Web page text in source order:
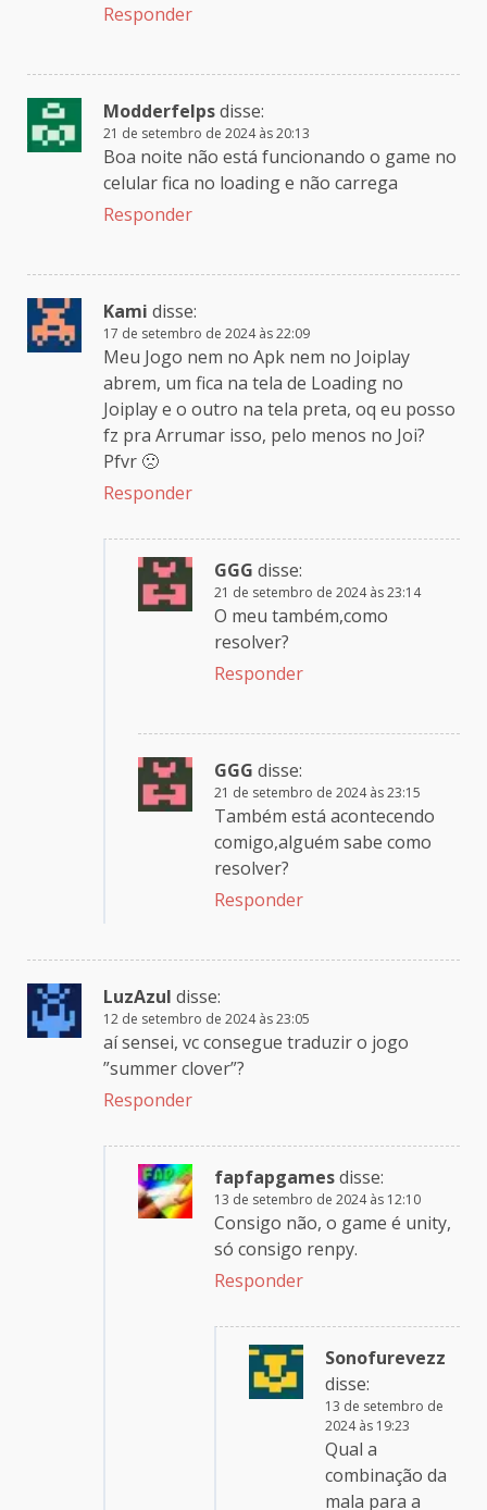
Responder
Modderfelpsdisse:
21 de setembro de 2024 às 20:13
Boa noite não está funcionando o game no
celular fica no loading e não carrega
Responder
Kami disse:
17 de setembro de 2024 às 22:09
Meu Jogo nem no Apk nem no Joiplay
abrem, um fica na tela de Loading no
Joiplay e o outro na tela preta, oq eu posso
fz pra Arrumar isso, pelo menos no Joi?
Pfvr 🙁
Responder
GGG disse:
21 de setembro de 2024 às 23:14
O meu também,como
resolver?
Responder
GGG disse:
21 de setembro de 2024 às 23:15
Também está acontecendo
comigo,alguém sabe como
resolver?
Responder
LuzAzul disse:
12 de setembro de 2024 às 23:05
aí sensei, vc consegue traduzir o jogo
”summer clover”?
Responder
fapfapgamesdisse:
13 de setembro de 2024 às 12:10
Consigo não, o game é unity,
só consigo renpy.
Responder
Sonofurevezz
disse:
13 de setembro de
2024 às 19:23
Qual a
combinação da
mala para a